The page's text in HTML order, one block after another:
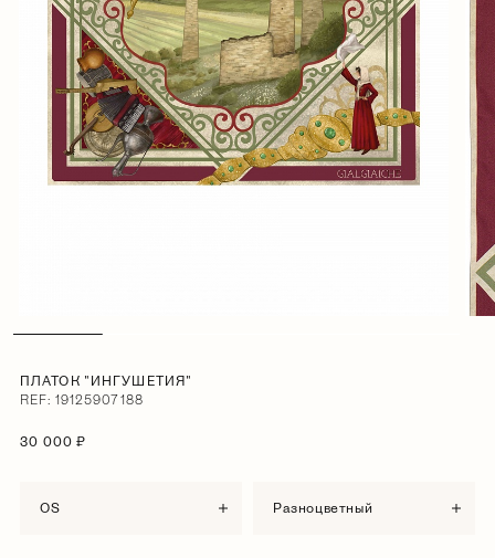
ПЛАТОК "ИНГУШЕТИЯ"
REF: 19125907188
30 000 ₽
OS разноцветный